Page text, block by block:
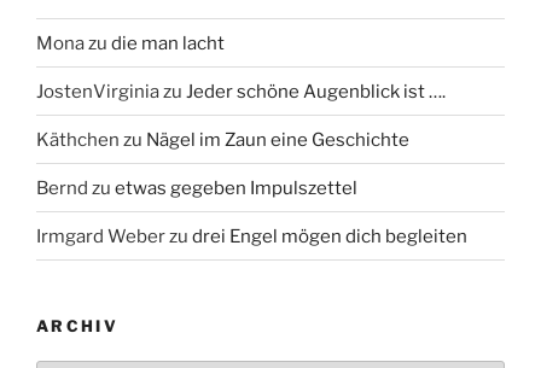
Monazu die man lacht
JostenVirginiazu Jeder schöne Augenblick ist ….
Käthchen zu Nägel im Zaun eine Geschichte
Bernd zu etwas gegeben Impulszettel
Irmgard Weberzu drei Engel mögen dich begleiten
ARCHIV